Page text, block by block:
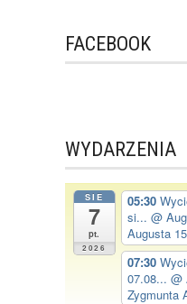
FACEBOOK
WYDARZENIA
SIE
7
pt.
2026
05:30
si... @
Augusta 15
07:30
07.08... @
Zygmunta